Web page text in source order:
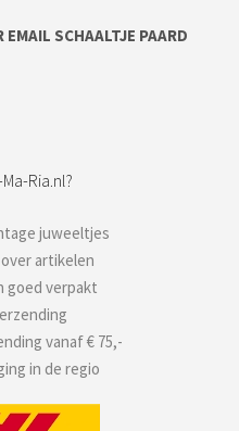
EMAIL SCHAALTJE PAARD
Ria.nl?
juweeltjes
artikelen
goed verpakt
vanaf € 75,-
in de regio